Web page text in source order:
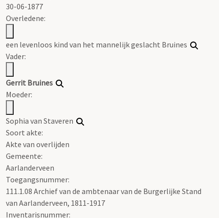
30-06-1877
Overledene:
een levenloos kind van het mannelijk geslacht Bruines
Vader:
Gerrit Bruines
Moeder:
Sophia van Staveren
Soort akte:
Akte van overlijden
Gemeente:
Aarlanderveen
Toegangsnummer:
111.1.08 Archief van de ambtenaar van de Burgerlijke Stand
van Aarlanderveen, 1811-1917
Inventarisnummer: